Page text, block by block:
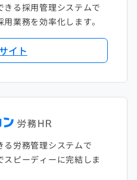
る採用管理システムで
業務を効率化します。
イト
労務管理システムで
ピーディーに完結しま